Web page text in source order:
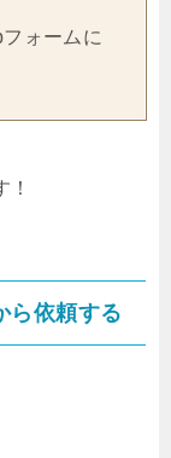
ォームに
ら依頼する